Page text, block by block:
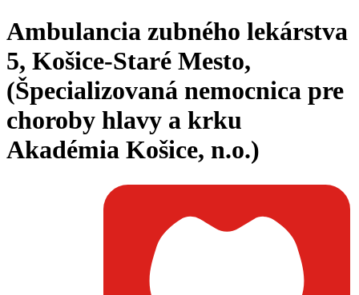
Ambulancia zubného lekárstva
5, Košice-Staré Mesto,
(Špecializovaná nemocnica pre
choroby hlavy a krku
Akadémia Košice, n.o.)